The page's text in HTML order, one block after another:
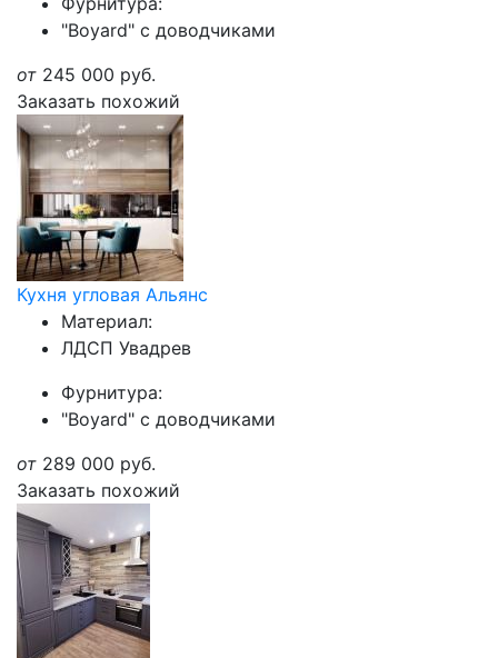
"Boyard" с доводчиками
от 245 000 руб.
Заказать похожий
Кухня угловая Альянс
Материал:
ЛДСП Увадрев
Фурнитура:
"Boyard" с доводчиками
от 289 000 руб.
Заказать похожий